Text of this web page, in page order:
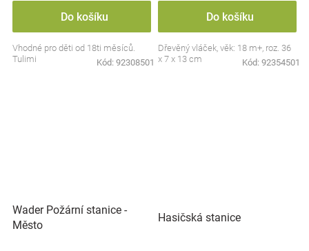
Do košíku
Vhodné pro děti od 18ti měsíců.
Tulimi
Kód: 92308501
Do košíku
Dřevěný vláček, věk: 18 m+, roz. 36
x 7 x 13 cm
Kód: 92354501
Wader Požární stanice -
Město
Hasičská stanice